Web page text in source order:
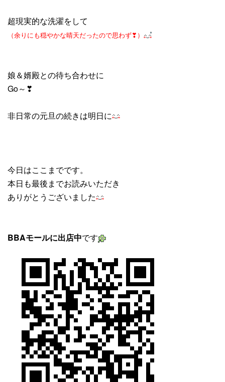
超現実的な洗濯をして
（余りにも穏やかな晴天だったので思わず❣）
娘＆婿殿との待ち合わせに
Go～❣
非日常の元旦の続きは明日に
今日はここまでです。
本日も最後までお読みいただき
ありがとうございました
BBAモールに出店中です